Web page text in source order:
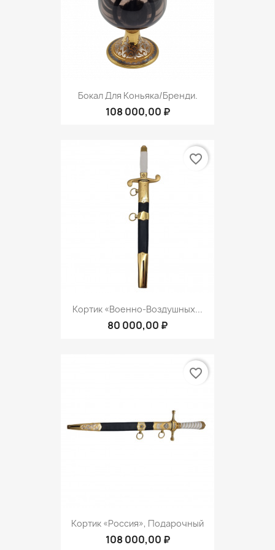
Бокал Для Коньяка/бренди.
108 000,00 ₽
Кортик «Военно-Воздушных...
80 000,00 ₽
favorite_border
Кортик «Россия», Подарочный
108 000,00 ₽
favorite_border